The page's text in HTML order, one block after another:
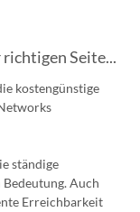
Seite...
kostengünstige
ständige
Auch
Erreichbarkeit